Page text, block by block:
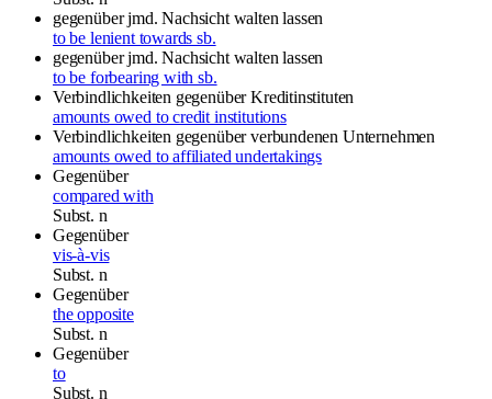
gegenüber jmd. Nachsicht walten lassen
to be lenient towards sb.
gegenüber jmd. Nachsicht walten lassen
to be forbearing with sb.
Verbindlichkeiten gegenüber Kreditinstituten
amounts owed to credit institutions
Verbindlichkeiten gegenüber verbundenen Unternehmen
amounts owed to affiliated undertakings
Gegenüber
compared with
Subst. n
Gegenüber
vis-à-vis
Subst. n
Gegenüber
the opposite
Subst. n
Gegenüber
to
Subst. n